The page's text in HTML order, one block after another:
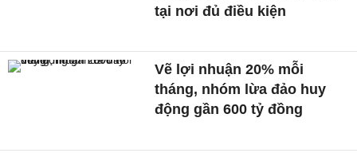
tại nơi đủ điều kiện
Vẽ lợi nhuận 20% mỗi
tháng, nhóm lừa đảo huy
động gần 600 tỷ đồng